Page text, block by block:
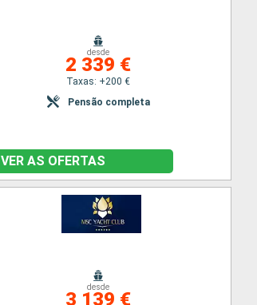
desde
2 339 €
Taxas: +200 €
Pensão completa
VER AS OFERTAS
desde
3 139 €